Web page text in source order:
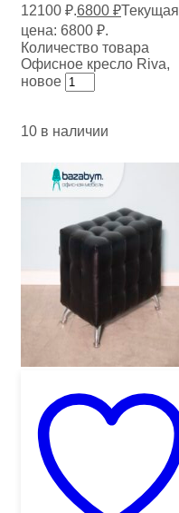
12100 ₽.6800 ₽Текущая
цена: 6800 ₽.
Количество товара
Офисное кресло Riva,
новое
10 в наличии